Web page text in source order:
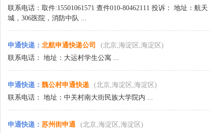
联系电话：取件:15501061571 查件010-80462111 投诉： 地址：航天
城，306医院，消防中队 ...
申通快递 ： 北航申通快递公司
(北京,海淀区,海淀区)
联系电话： 地址：大运村学生公寓 ...
申通快递 ： 魏公村申通快递
(北京,海淀区,海淀区)
联系电话： 地址：中关村南大街民族大学院内 ...
申通快递 ： 苏州街申通
(北京,海淀区,海淀区)